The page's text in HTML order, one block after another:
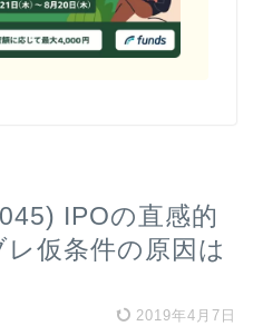
IPOの直感的
仮条件の原因は
2019年4月7日